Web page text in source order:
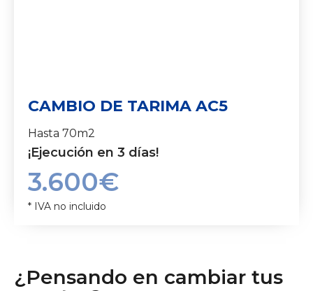
CAMBIO DE TARIMA AC5
Hasta 70m2
¡Ejecución en 3 días!
3.600€
* IVA no incluido
¿Pensando en cambiar tus